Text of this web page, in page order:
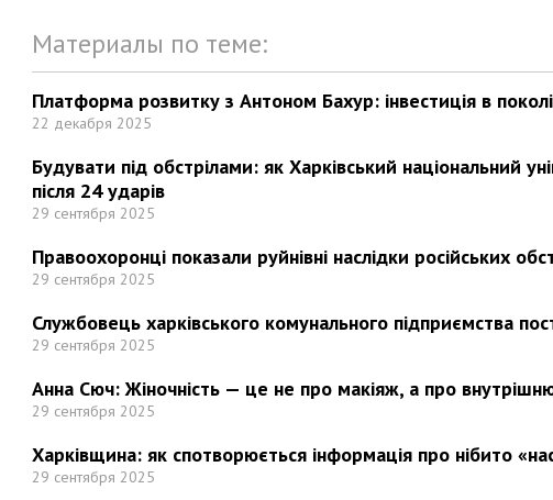
Материалы по теме:
Платформа розвитку з Антоном Бахур: інвестиція в
22 декабря 2025
Будувати під обстрілами: як Харківський національний
після 24 ударів
29 сентября 2025
Правоохоронці показали руйнівні наслідки російських
29 сентября 2025
Службовець харківського комунального підприємства
29 сентября 2025
Анна Сюч: Жіночність — це не про макіяж, а про
29 сентября 2025
Харківщина: як спотворюється інформація про нібито
29 сентября 2025